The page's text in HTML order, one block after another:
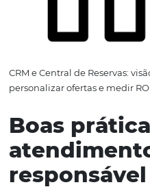
unifique histórico,
follow-up e ofertas por
Implemente
Monitore e otimize:
venda direta; rode testes
Erro comum:campanha